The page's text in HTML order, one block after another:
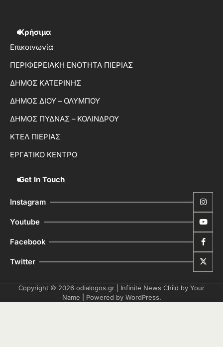
Χρήσιμα
Επικοινωνία
ΠΕΡΙΦΕΡΕΙΑΚΗ ΕΝΟΤΗΤΑ ΠΙΕΡΙΑΣ
ΔΗΜΟΣ ΚΑΤΕΡΙΝΗΣ
ΔΗΜΟΣ ΔΙΟΥ – ΟΛΥΜΠΟΥ
ΔΗΜΟΣ ΠΥΔΝΑΣ – ΚΟΛΙΝΔΡΟΥ
ΚΤΕΛ ΠΙΕΡΙΑΣ
ΕΡΓΑΤΙΚΟ ΚΕΝΤΡΟ
Get In Touch
Instagram
Youtube
Facebook
Twitter
Copyright © 2026 odialogos.gr | Infinite News Child by Your
Name | Powered by WordPress.